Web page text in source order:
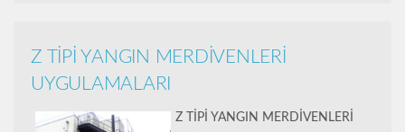
Z TİPİ YANGIN MERDİVENLERİ
UYGULAMALARI
Z TİPİ YANGIN MERDİVENLERİ